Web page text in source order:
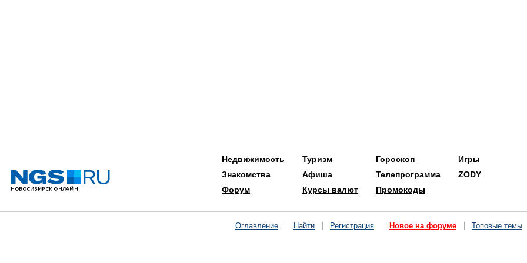
Недвижимость
Знакомства
Форум
Туризм
Афиша
Курсы валют
Гороскоп
Телепрограмма
Промокоды
Игры
ZODY
Оглавление Найти Регистрация Новое на форуме Топовые темы